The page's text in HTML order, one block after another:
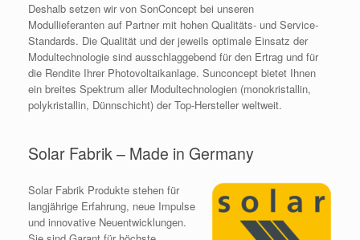
Deshalb setzen wir von SonConcept bei unseren
Modullieferanten auf Partner mit hohen Qualitäts- und Service-
Standards. Die Qualität und der jeweils optimale Einsatz der
Modultechnologie sind ausschlaggebend für den Ertrag und für
die Rendite Ihrer Photovoltaikanlage. Sunconcept bietet Ihnen
ein breites Spektrum aller Modultechnologien (monokristallin,
polykristallin, Dünnschicht) der Top-Hersteller weltweit.
Solar Fabrik – Made in Germany
Solar Fabrik Produkte stehen für
langjährige Erfahrung, neue Impulse
und innovative Neuentwicklungen.